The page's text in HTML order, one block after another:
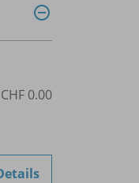
CHF 0.00